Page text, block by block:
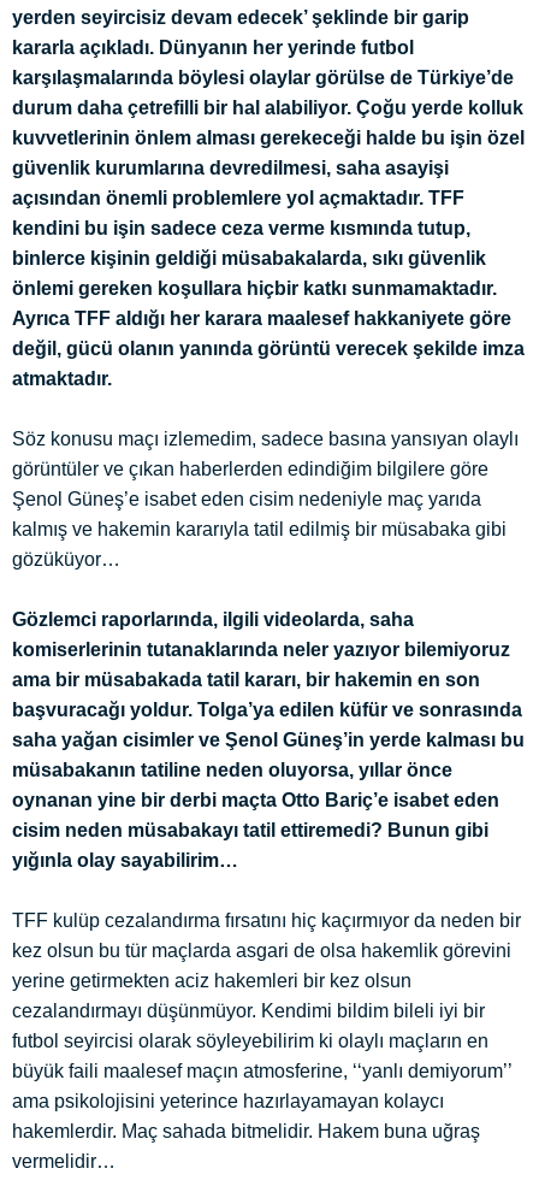
yerden seyircisiz devam edecek’ şeklinde bir garip
kararla açıkladı. Dünyanın her yerinde futbol
karşılaşmalarında böylesi olaylar görülse de Türkiye’de
durum daha çetrefilli bir hal alabiliyor. Çoğu yerde kolluk
kuvvetlerinin önlem alması gerekeceği halde bu işin özel
güvenlik kurumlarına devredilmesi, saha asayişi
açısından önemli problemlere yol açmaktadır. TFF
kendini bu işin sadece ceza verme kısmında tutup,
binlerce kişinin geldiği müsabakalarda, sıkı güvenlik
önlemi gereken koşullara hiçbir katkı sunmamaktadır.
Ayrıca TFF aldığı her karara maalesef hakkaniyete göre
değil, gücü olanın yanında görüntü verecek şekilde imza
atmaktadır.
Söz konusu maçı izlemedim, sadece basına yansıyan olaylı
görüntüler ve çıkan haberlerden edindiğim bilgilere göre
Şenol Güneş’e isabet eden cisim nedeniyle maç yarıda
kalmış ve hakemin kararıyla tatil edilmiş bir müsabaka gibi
gözüküyor…
Gözlemci raporlarında, ilgili videolarda, saha
komiserlerinin tutanaklarında neler yazıyor bilemiyoruz
ama bir müsabakada tatil kararı, bir hakemin en son
başvuracağı yoldur. Tolga’ya edilen küfür ve sonrasında
saha yağan cisimler ve Şenol Güneş’in yerde kalması bu
müsabakanın tatiline neden oluyorsa, yıllar önce
oynanan yine bir derbi maçta Otto Bariç’e isabet eden
cisim neden müsabakayı tatil ettiremedi? Bunun gibi
yığınla olay sayabilirim…
TFF kulüp cezalandırma fırsatını hiç kaçırmıyor da neden bir
kez olsun bu tür maçlarda asgari de olsa hakemlik görevini
yerine getirmekten aciz hakemleri bir kez olsun
cezalandırmayı düşünmüyor. Kendimi bildim bileli iyi bir
futbol seyircisi olarak söyleyebilirim ki olaylı maçların en
büyük faili maalesef maçın atmosferine, ‘‘yanlı demiyorum’’
ama psikolojisini yeterince hazırlayamayan kolaycı
hakemlerdir. Maç sahada bitmelidir. Hakem buna uğraş
vermelidir…